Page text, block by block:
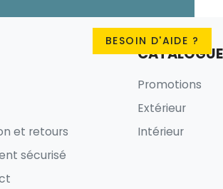
BESOIN D'AIDE ?
et retours
sécurisé
CATALOGUE
Promotions
Extérieur
Intérieur